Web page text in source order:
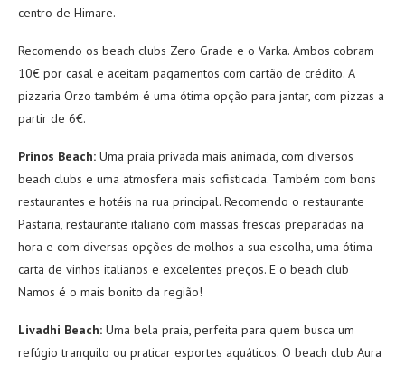
centro de Himare.
Recomendo os beach clubs Zero Grade e o Varka. Ambos cobram
10€ por casal e aceitam pagamentos com cartão de crédito. A
pizzaria Orzo também é uma ótima opção para jantar, com pizzas a
partir de 6€.
Prinos Beach: Uma praia privada mais animada, com diversos
beach clubs e uma atmosfera mais sofisticada. Também com bons
restaurantes e hotéis na rua principal. Recomendo o restaurante
Pastaria, restaurante italiano com massas frescas preparadas na
hora e com diversas opções de molhos a sua escolha, uma ótima
carta de vinhos italianos e excelentes preços. E o beach club
Namos é o mais bonito da região!
Livadhi Beach: Uma bela praia, perfeita para quem busca um
refúgio tranquilo ou praticar esportes aquáticos. O beach club Aura